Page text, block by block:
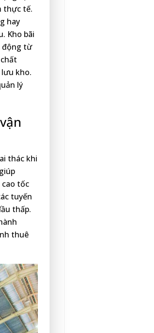
thực tế.
hay
Kho bãi
động từ
kho.
lý
thác khi
cao tốc
tuyến
thấp.
thuê